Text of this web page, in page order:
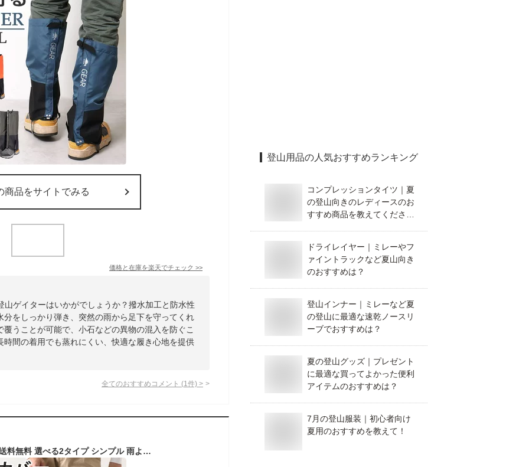
商品をサイトでみる
価格と在庫を楽天でチェック >>
山ゲイターはいかがでしょうか？撥水加工と防水性
をしっかり弾き、突然の雨から足下を守ってくれ
うことが可能で、小石などの異物の混入を防ぐこ
間の着用でも蒸れにくい、快適な履き心地を提供
全てのおすすめコメント (1 件) >
＼本日店内EVENT／ 送料無料 選べる2タイプ シンプル 雨よけ 撥水 レッグカバー レディース メンズ フットカバー 足カバー ガード 雨 雨除け 雨具 雨対策 泥除け ロング 膝上 折りたたみ 携帯 自転車 バイク 作業 登山 ゲイター メール便
登山用品の人気おすすめランキング
コンプレッションタイツ｜夏
の登山向きのレディースのお
すすめ商品を教えてくださ
ドライレイヤー｜ミレーやフ
ァイントラックなど夏山向き
のおすすめは？
登山インナー｜ミレーなど夏
の登山に最適な速乾ノースリ
ーブでおすすめは？
夏の登山グッズ｜プレゼント
に最適な買ってよかった便利
アイテムのおすすめは？
7月の登山服装｜初心者向け
夏用のおすすめを教えて！